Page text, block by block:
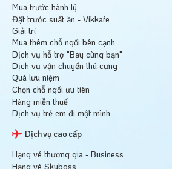
Mua trước hành lý
Đặt trước suất ăn - Vikkafe
Giải trí
Mua thêm chỗ ngồi bên cạnh
Dịch vụ hỗ trợ "Bay cùng bạn"
Dịch vụ vận chuyển thú cưng
Quà lưu niệm
Chọn chỗ ngồi ưu tiên
Hàng miễn thuế
Dịch vụ trẻ em đi một mình
Dịch vụ cao cấp
Hạng vé thương gia - Business
Hạng vé Skyboss